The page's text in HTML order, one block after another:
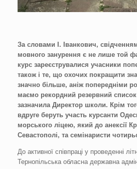
За словами І. Іванкович,
мовного занурення є не лише той
курс зареєструвалися учасники
також і те, що охочих покращити
значно більше, аніж попередніми
маємо рекордний резервний
зазначила Директор школи. Крім
вдруге беруть участь курсанти
морського ліцею, який до анексії
Севастополі, та семінаристи
До активної співпраці у проведенні
Тернопільська обласна державна